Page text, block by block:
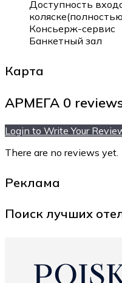
Доступность
Консьерж-сервис
Банкетный зал
Карта
АРМЕГА 0
Login to Write Your
There are no reviews yet.
Реклама
Поиск лучших